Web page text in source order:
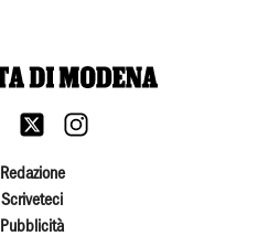
Redazione
Scriveteci
Pubblicità